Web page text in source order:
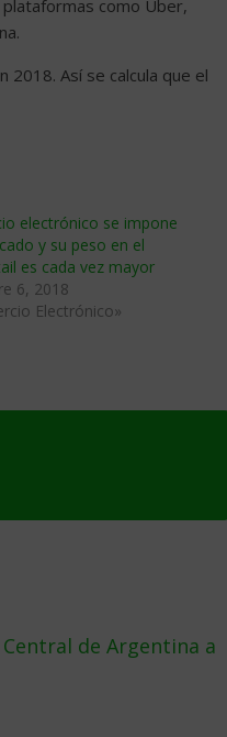
como Uber,
Así se calcula que el
electrónico se impone
y su peso en el
es cada vez mayor
6, 2018
Electrónico»
de Argentina a